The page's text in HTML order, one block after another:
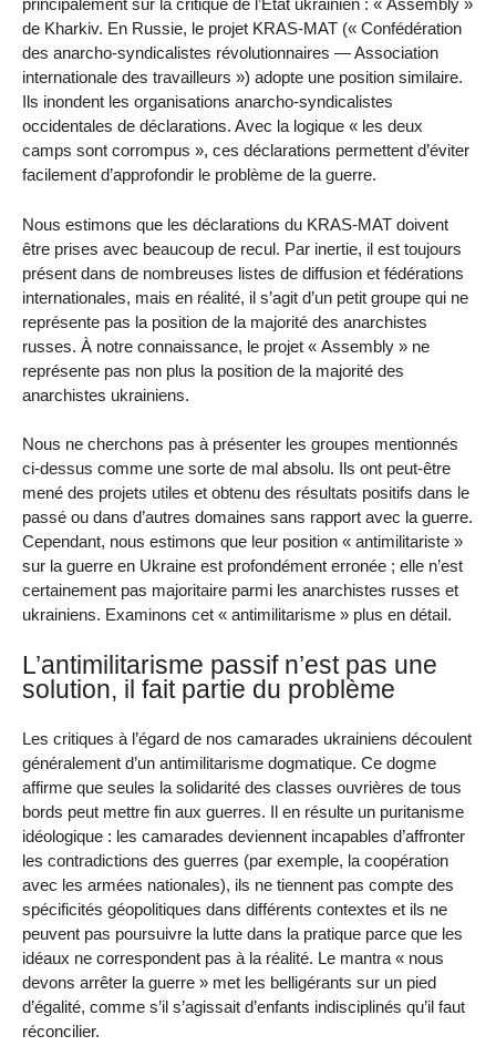
de Kharkiv. En Russie, le projet KRAS-MAT (« Confédération
des anarcho-syndicalistes révolutionnaires — Association
internationale des travailleurs ») adopte une position similaire.
Ils inondent les organisations anarcho-syndicalistes
occidentales de déclarations. Avec la logique « les deux
camps sont corrompus », ces déclarations permettent d’éviter
facilement d’approfondir le problème de la guerre.
Nous estimons que les déclarations du KRAS-MAT doivent
être prises avec beaucoup de recul. Par inertie, il est toujours
présent dans de nombreuses listes de diffusion et fédérations
internationales, mais en réalité, il s’agit d’un petit groupe qui ne
représente pas la position de la majorité des anarchistes
russes. À notre connaissance, le projet « Assembly » ne
représente pas non plus la position de la majorité des
anarchistes ukrainiens.
Nous ne cherchons pas à présenter les groupes mentionnés
ci-dessus comme une sorte de mal absolu. Ils ont peut-être
mené des projets utiles et obtenu des résultats positifs dans le
passé ou dans d’autres domaines sans rapport avec la guerre.
Cependant, nous estimons que leur position « antimilitariste »
sur la guerre en Ukraine est profondément erronée ; elle n’est
certainement pas majoritaire parmi les anarchistes russes et
ukrainiens. Examinons cet « antimilitarisme » plus en détail.
L’antimilitarisme passif n’est pas une
solution, il fait partie du problème
Les critiques à l’égard de nos camarades ukrainiens découlent
généralement d’un antimilitarisme dogmatique. Ce dogme
affirme que seules la solidarité des classes ouvrières de tous
bords peut mettre fin aux guerres. Il en résulte un puritanisme
idéologique : les camarades deviennent incapables d’affronter
les contradictions des guerres (par exemple, la coopération
avec les armées nationales), ils ne tiennent pas compte des
spécificités géopolitiques dans différents contextes et ils ne
peuvent pas poursuivre la lutte dans la pratique parce que les
idéaux ne correspondent pas à la réalité. Le mantra « nous
devons arrêter la guerre » met les belligérants sur un pied
d’égalité, comme s’il s’agissait d’enfants indisciplinés qu’il faut
réconcilier.